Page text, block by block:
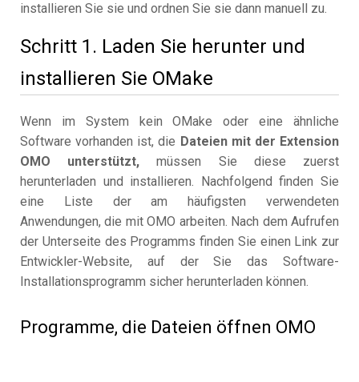
installieren Sie sie und ordnen Sie sie dann manuell zu.
Schritt 1. Laden Sie herunter und
installieren Sie OMake
Wenn im System kein OMake oder eine ähnliche
Software vorhanden ist, die Dateien mit der Extension
OMO unterstützt, müssen Sie diese zuerst
herunterladen und installieren. Nachfolgend finden Sie
eine Liste der am häufigsten verwendeten
Anwendungen, die mit OMO arbeiten. Nach dem Aufrufen
der Unterseite des Programms finden Sie einen Link zur
Entwickler-Website, auf der Sie das Software-
Installationsprogramm sicher herunterladen können.
Programme, die Dateien öffnen OMO